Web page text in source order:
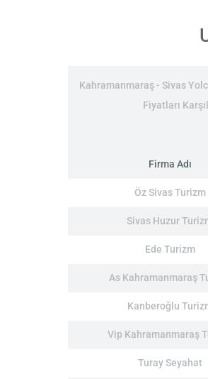
Kahramanmaraş - Sivas
Fiyatları
Firma Adı
Öz Sivas Turizm
Sivas Huzur
Ede Turizm
As Kahramanmaraş
Kanberoğlu
Vip Kahramanmaraş
Turay Seyahat